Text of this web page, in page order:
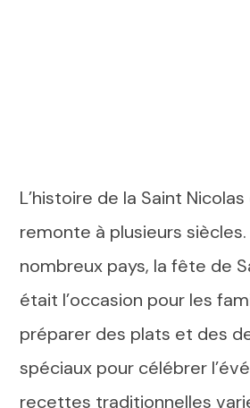
L’histoire de la Saint
remonte à plusieurs siècles.
nombreux pays, la fête de
était l’occasion pour les
préparer des plats et des
spéciaux pour célébrer
recettes traditionnelles